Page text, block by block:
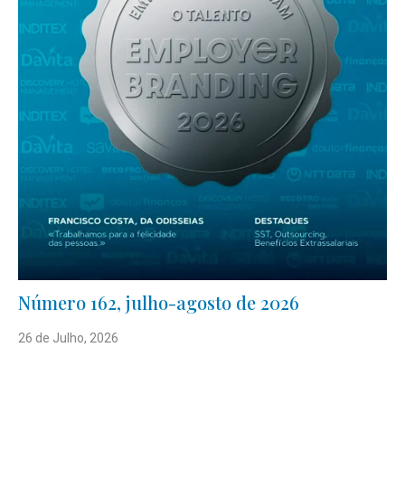
Número 162, julho-agosto de 2026
26 de Julho, 2026